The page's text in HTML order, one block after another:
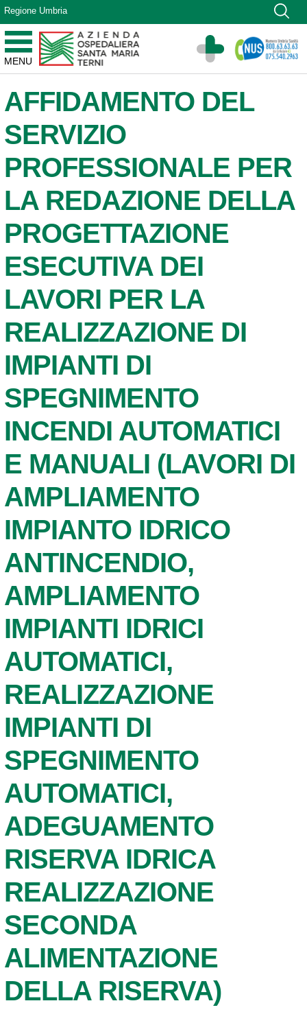
Vai ai contenuti
Vai al menu di navigazione
Vai al footer
Regione Umbria
MENU
Azienda Ospedaliera Santa Maria di Terni
Sito Istituzionale
AFFIDAMENTO DEL
SERVIZIO
PROFESSIONALE PER
LA REDAZIONE DELLA
PROGETTAZIONE
ESECUTIVA DEI
LAVORI PER LA
REALIZZAZIONE DI
IMPIANTI DI
SPEGNIMENTO
INCENDI AUTOMATICI
E MANUALI (LAVORI DI
AMPLIAMENTO
IMPIANTO IDRICO
ANTINCENDIO,
AMPLIAMENTO
IMPIANTI IDRICI
AUTOMATICI,
REALIZZAZIONE
IMPIANTI DI
SPEGNIMENTO
AUTOMATICI,
ADEGUAMENTO
RISERVA IDRICA
REALIZZAZIONE
SECONDA
ALIMENTAZIONE
DELLA RISERVA)